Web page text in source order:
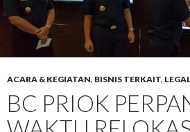
ACARA & KEGIATAN, BISNIS TERKAIT,
BC PRIOK